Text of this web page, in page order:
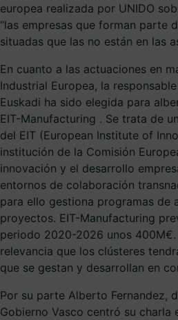
europea realizada por UNIDO
“las empresas que forman parte
situadas que las no están en las
En cuanto a las actuaciones en
Industrial Europea, la
Euskadi ha sido elegida para
EIT-Manufacturing . Se trata de
del EIT (European Institute of
institución de la Comisión
innovación y el desarrollo
entornos de colaboración
para ello gestiona programas de
proyectos. EIT-Manufacturing
periodo 2020-2026 unos
relevancia que los clústeres
que se gestan y desarrollan en
Por su parte Alberto Fernandez,
Gobierno Vasco centró su charla